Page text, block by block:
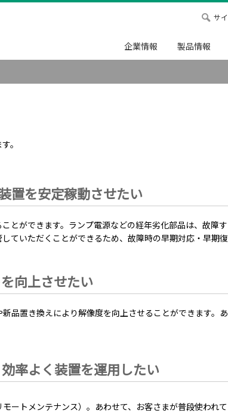
サ
企業情報 製品情報
。
置を安定稼動させたい
とができます。ランプ電源などの経年劣化部品は、故障
ていただくことができるため、故障時の早期対応・早期復
向上させたい
品置き換えにより解像度を向上させることができます。
率よく装置を運用したい
ートメンテナンス）。あわせて、お客さまが普段使われ